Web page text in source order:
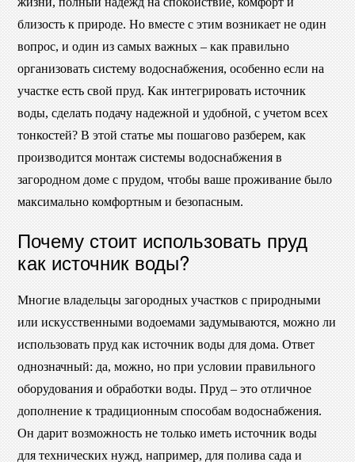
близость к природе. Но вместе с этим возникает не один
вопрос, и один из самых важных – как правильно
организовать систему водоснабжения, особенно если на
участке есть свой пруд. Как интегрировать источник
воды, сделать подачу надежной и удобной, с учетом всех
тонкостей? В этой статье мы пошагово разберем, как
производится монтаж системы водоснабжения в
загородном доме с прудом, чтобы ваше проживание было
максимально комфортным и безопасным.
Почему стоит использовать пруд
как источник воды?
Многие владельцы загородных участков с природными
или искусственными водоемами задумываются, можно ли
использовать пруд как источник воды для дома. Ответ
однозначный: да, можно, но при условии правильного
оборудования и обработки воды. Пруд – это отличное
дополнение к традиционным способам водоснабжения.
Он дарит возможность не только иметь источник воды
для технических нужд, например, для полива сада и